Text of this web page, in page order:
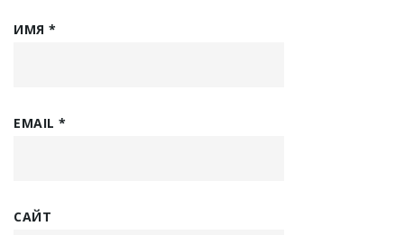
ИМЯ*
EMAIL*
САЙТ